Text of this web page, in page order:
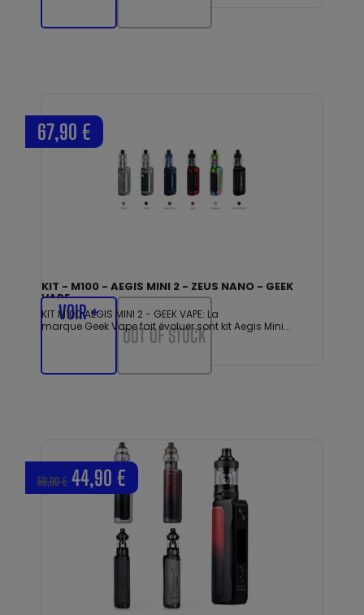
KIT - M100 - AEGIS MINI 2 - ZEUS NANO - GEEK
VAPE
KIT M100 AEGIS MINI 2 - GEEK VAPE: La
marque Geek Vape fait évoluer sont kit Aegis Mini...
67,90 €
VOIR +
OUT OF STOCK
59,90 € 44,90 €